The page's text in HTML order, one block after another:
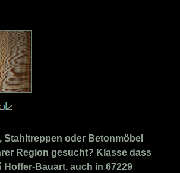
Stahltreppen oder Betonmöbel
Region gesucht? Klasse dass
Hoffer-Bauart, auch in 67229